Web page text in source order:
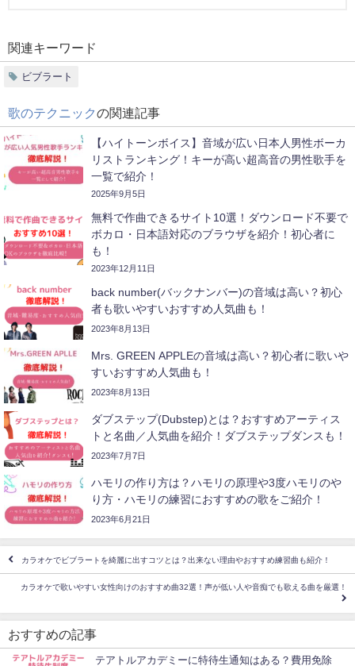
関連キーワード
ビブラート
歌のテクニックの関連記事
【ハイトーンボイス】音域が広い日本人男性ボーカ
リストランキング！キーが高い超高音の男性歌手を
一覧で紹介！
2025年9月5日
無料で作曲できるサイト10選！ダウンロード不要で
ボカロ・日本語対応のブラウザを紹介！初心者に
も！
2023年12月11日
back number(バックナンバー)の音域は高い？初心
者も歌いやすいおすすめ人気曲も！
2023年8月13日
Mrs. GREEN APPLEの音域は高い？初心者に歌いや
すいおすすめ人気曲も！
2023年8月13日
ダブステップ(Dubstep)とは？おすすめアーティス
トと名曲／人気曲を紹介！ダブステップダンスも！
2023年7月7日
ハモリの作り方は？ハモリの原理や3度ハモリのや
り方・ハモリの練習におすすめの歌をご紹介！
2023年6月21日
カラオケでビブラートを綺麗に出すコツとは？出来ない理由やおすすめ練習曲も紹介！
カラオケで歌いやすい女性向けのおすすめ曲32選！声が低い人や音痴でも歌える曲を厳選！
おすすめの記事
テアトルアカデミーに特待生通知はある？費用免除